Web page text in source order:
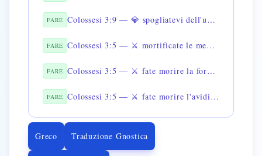
FARE Colossesi 3:9 — 💎 spogliatevi dell'uomo vecchio con le sue pratiche
FARE Colossesi 3:5 — ⚔️ mortificate le membra terrene
FARE Colossesi 3:5 — ⚔️ fate morire la fornicazione
FARE Colossesi 3:5 — ⚔️ fate morire l'avidità che è idolatria
Greco Traduzione Gnostica